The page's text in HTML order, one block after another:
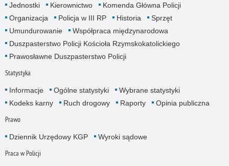
Jednostki Kierownictwo
Komenda Główna Policji
Organizacja
Policja w III RP Historia
Sprzęt
Umundurowanie
Współpraca międzynarodowa
Duszpasterstwo Policji Kościoła Rzymskokatolickiego
Prawosławne Duszpasterstwo Policji
Statystyka
Informacje Ogólne statystyki
Wybrane statystyki
Kodeks karny
Ruch drogowy Raporty Opinia publiczna
Prawo
Dziennik Urzędowy KGP Wyroki sądowe
Praca w Policji